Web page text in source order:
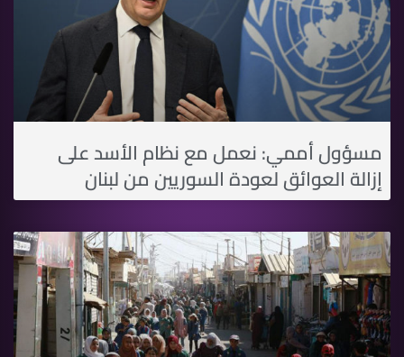
مسؤول أممي: نعمل مع نظام الأسد على
إزالة العوائق لعودة السوريين من لبنان